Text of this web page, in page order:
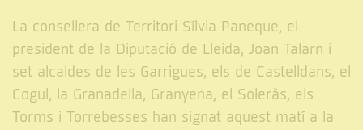
La consellera de Territori Sílvia Paneque, el
president de la Diputació de Lleida, Joan Talarn i
set alcaldes de les Garrigues, els de Castelldans, el
Cogul, la Granadella, Granyena, el Soleràs, els
Torms i Torrebesses han signat aquest matí a la